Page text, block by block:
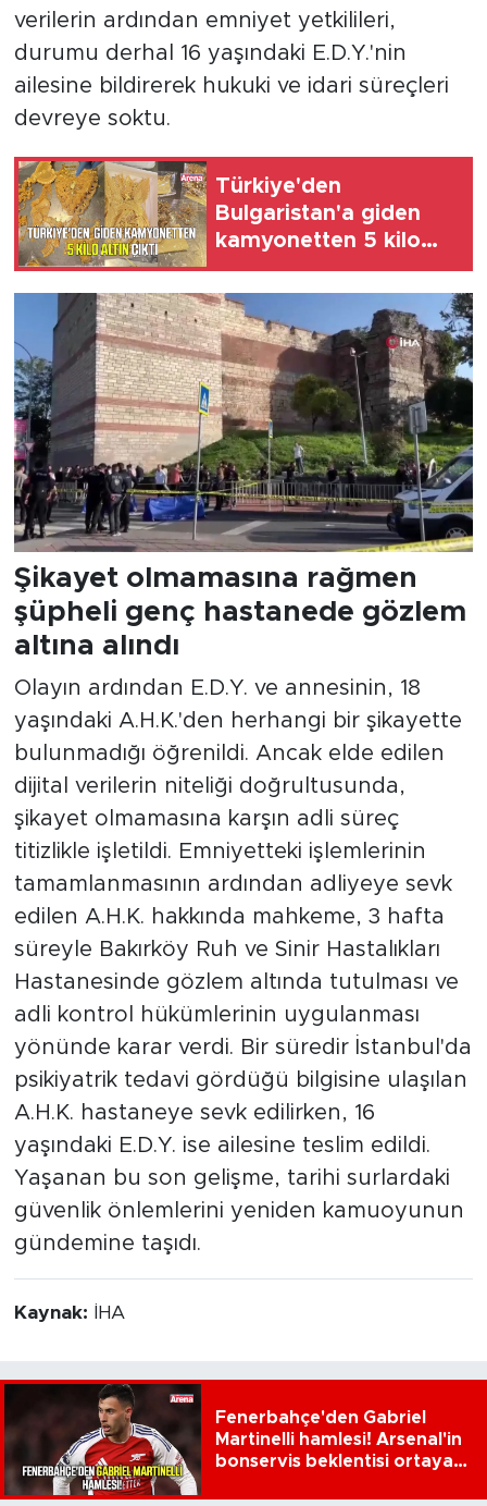
verilerin ardından emniyet yetkilileri,
durumu derhal 16 yaşındaki E.D.Y.'nin
ailesine bildirerek hukuki ve idari süreçleri
devreye soktu.
Türkiye'den
Bulgaristan'a giden
kamyonetten 5 kilo
altın çıktı
Şikayet olmamasına rağmen
şüpheli genç hastanede gözlem
altına alındı
Olayın ardından E.D.Y. ve annesinin, 18
yaşındaki A.H.K.'den herhangi bir şikayette
bulunmadığı öğrenildi. Ancak elde edilen
dijital verilerin niteliği doğrultusunda,
şikayet olmamasına karşın adli süreç
titizlikle işletildi. Emniyetteki işlemlerinin
tamamlanmasının ardından adliyeye sevk
edilen A.H.K. hakkında mahkeme, 3 hafta
süreyle Bakırköy Ruh ve Sinir Hastalıkları
Hastanesinde gözlem altında tutulması ve
adli kontrol hükümlerinin uygulanması
yönünde karar verdi. Bir süredir İstanbul'da
psikiyatrik tedavi gördüğü bilgisine ulaşılan
A.H.K. hastaneye sevk edilirken, 16
yaşındaki E.D.Y. ise ailesine teslim edildi.
Yaşanan bu son gelişme, tarihi surlardaki
güvenlik önlemlerini yeniden kamuoyunun
gündemine taşıdı.
Kaynak: İHA
Fenerbahçe'den Gabriel
Martinelli hamlesi! Arsenal'in
bonservis beklentisi ortaya